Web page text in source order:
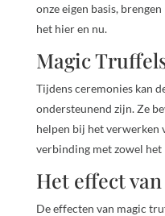
onze eigen basis,
het hier en nu.
Magic
Tijdens ceremonies kan
ondersteunend zijn. Ze
helpen bij het verwerken
verbinding met zowel het
Het effect
De effecten van magic